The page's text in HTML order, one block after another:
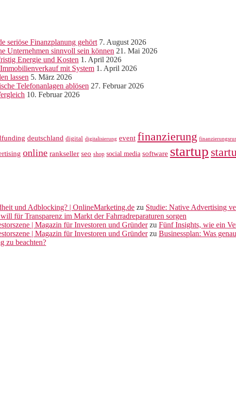
seriöse Finanzplanung gehört 7. August 2026
Unternehmen sinnvoll sein können 21. Mai 2026
Energie und Kosten 1. April 2026
mit System 1. April 2026
lassen 5. März 2026
Telefonanlagen ablösen 27. Februar 2026
10. Februar 2026
deutschland digital digitalisierung event finanzierung
online rankseller seo shop social media software startup
und Adblocking? | OnlineMarketing.de zu Studie: Native Advertising
für Transparenz im Markt der Fahrradreparaturen sorgen
| Magazin für Investoren und Gründerzu Fünf Insights, wie ein
| Magazin für Investoren und Gründerzu Businessplan: Was
zu beachten?